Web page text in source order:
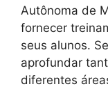
Autônoma de
fornecer
seus alunos.
aprofundar
diferentes